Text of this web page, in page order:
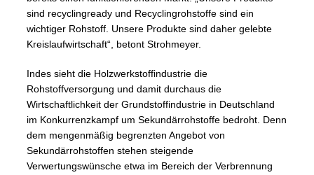
sind recyclingready und Recyclingrohstoffe sind ein
wichtiger Rohstoff. Unsere Produkte sind daher gelebte
Kreislaufwirtschaft“, betont Strohmeyer.
Indes sieht die Holzwerkstoffindustrie die
Rohstoffversorgung und damit durchaus die
Wirtschaftlichkeit der Grundstoffindustrie in Deutschland
im Konkurrenzkampf um Sekundärrohstoffe bedroht. Denn
dem mengenmäßig begrenzten Angebot von
Sekundärrohstoffen stehen steigende
Verwertungswünsche etwa im Bereich der Verbrennung